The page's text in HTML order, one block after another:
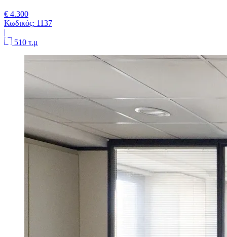
€ 4.300
Κωδικός: 1137
|
510 τ.μ